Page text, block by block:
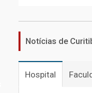
Notícias de
Hospital